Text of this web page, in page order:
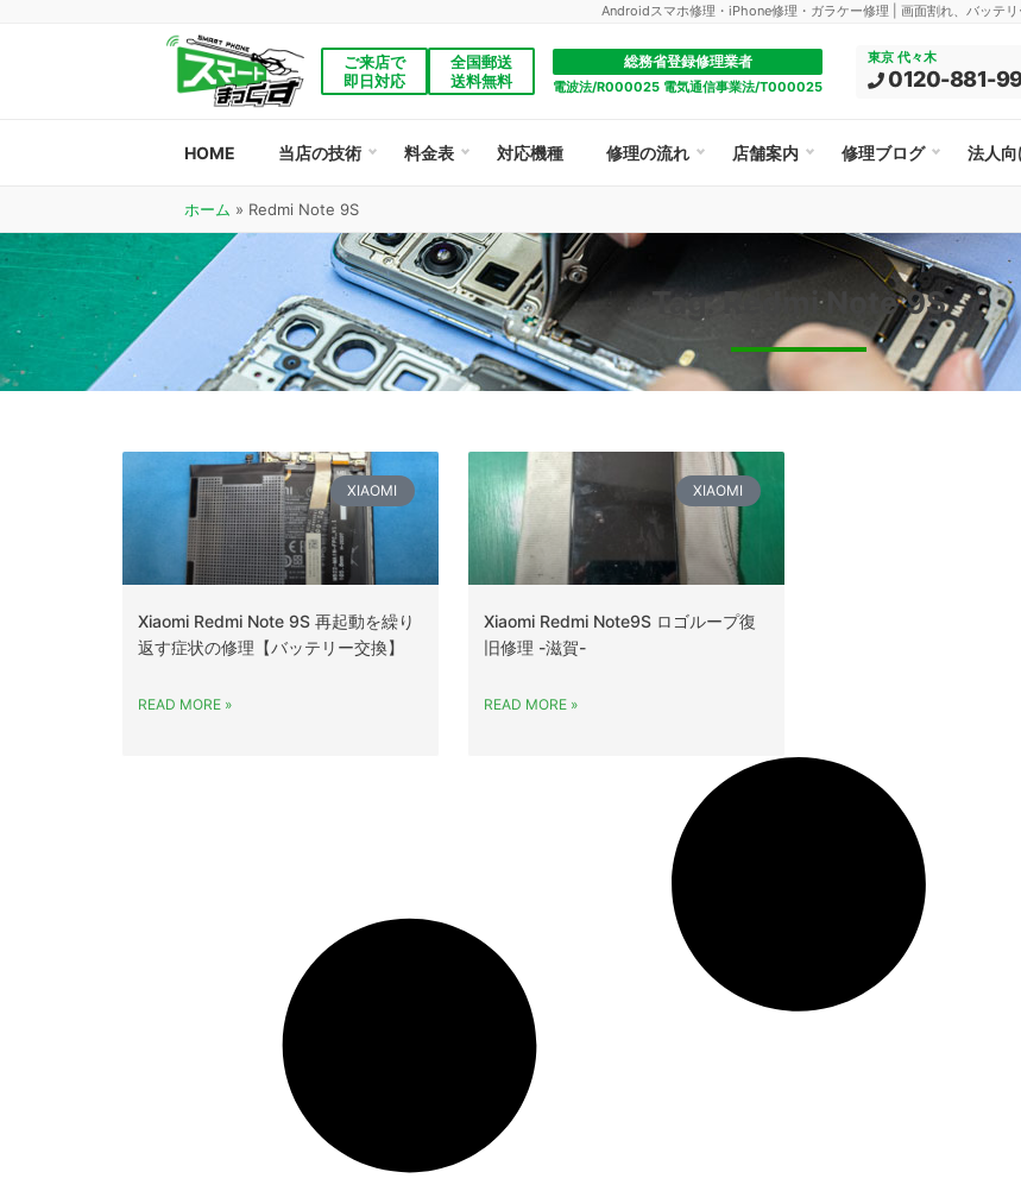
Androidスマホ修理・iPhone修理・ガラケー修理 | 画面割れ、バッテ
ご来店で
即日対応
全国郵送
送料無料
総務省登録修理業者
電波法/R000025 電気通信事業法/T000025
東京 代々木
0120-881-
HOME 当店の技術 料金表 対応機種 修理の流れ 店舗案内 修理ブログ 法人向
ホーム » Redmi Note 9S
Tag: Redmi Note 9S
XIAOMI
Xiaomi Redmi Note 9S 再起動を繰り
返す症状の修理【バッテリー交換】
READ MORE »
XIAOMI
Xiaomi Redmi Note9S ロゴループ復
旧修理 -滋賀-
READ MORE »